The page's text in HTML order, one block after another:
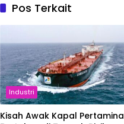
Pos Terkait
Industri
Kisah Awak Kapal Pertamina